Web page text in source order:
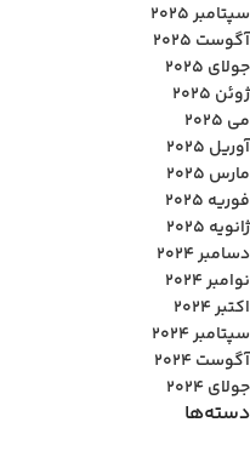
سپتامبر 2025
آگوست 2025
جولای 2025
ژوئن 2025
می 2025
آوریل 2025
مارس 2025
فوریه 2025
ژانویه 2025
دسامبر 2024
نوامبر 2024
اکتبر 2024
سپتامبر 2024
آگوست 2024
جولای 2024
دسته‌ها